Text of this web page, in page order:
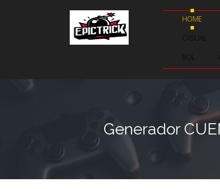
HOME
CASUAL
ROL
Generador